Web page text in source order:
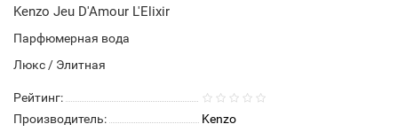
Kenzo Jeu D'Amour L'Elixir
Парфюмерная вода
Люкс / Элитная
Рейтинг:
Производитель:
Kenzo